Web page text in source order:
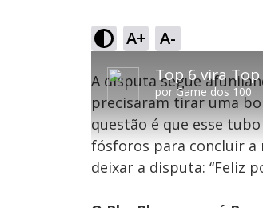
A+ A-
a
window.
This
modal
can
be
by
Escape
Lamentamos, mas o
Top 6 vira
porGame dos 100
A disputa segue
precisaram tirar uma
questão é que esse
fósforos para concluir a
deixar a disputa: “Feliz